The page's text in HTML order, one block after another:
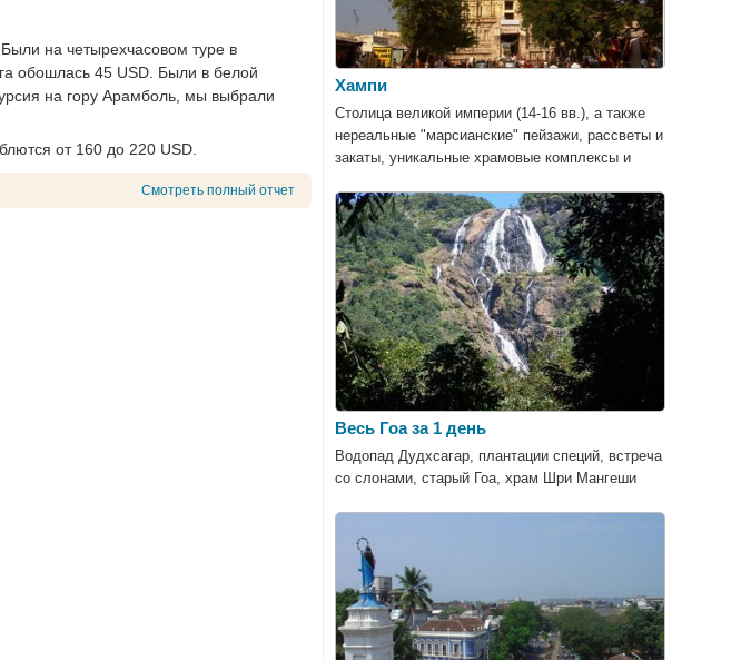
на четырехчасовом туре в
обошлась 45 USD. Были в белой
на гору Арамболь, мы выбрали
от 160 до 220 USD.
Смотреть полный отчет
Хампи
Столица великой империи (14-16 вв.), а также
нереальные "марсианские" пейзажи, рассветы и
закаты, уникальные храмовые комплексы и
развлекательные сооружения.
Весь Гоа за 1 день
Водопад Дудхсагар, плантации специй, встреча
со слонами, старый Гоа, храм Шри Мангеши